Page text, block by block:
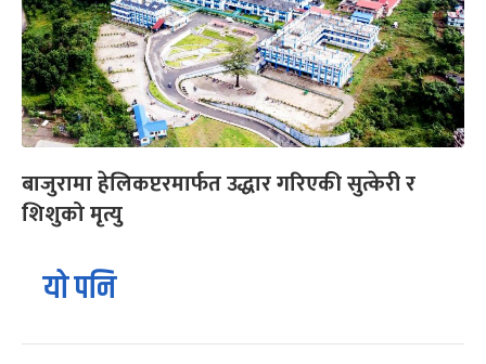
बाजुरामा हेलिकप्टरमार्फत उद्धार गरिएकी सुत्केरी र
शिशुको मृत्यु
यो पनि